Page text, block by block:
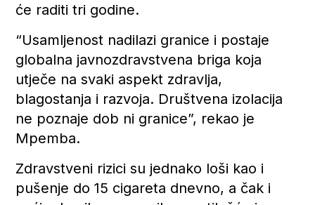
će raditi tri godine.
“Usamljenost nadilazi granice i postaje
globalna javnozdravstvena briga koja
utječe na svaki aspekt zdravlja,
blagostanja i razvoja. Društvena izolacija
ne poznaje dob ni granice”, rekao je
Mpemba.
Zdravstveni rizici su jednako loši kao i
pušenje do 15 cigareta dnevno, a čak i